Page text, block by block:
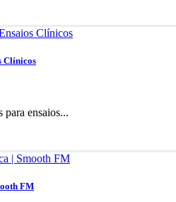
Clínicos
para ensaios...
FM